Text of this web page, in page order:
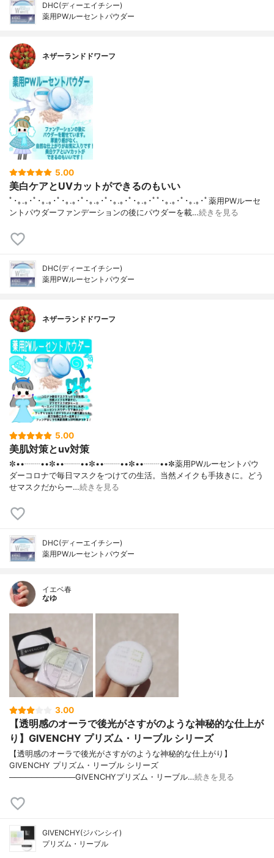
DHC(ディーエイチシー)
薬用PWルーセントパウダー
ネザーランドドワーフ
5.00
美白ケアとUVカットができるのもいい
ﾟ･｡.｡･ﾟ･｡.｡･ﾟ･｡.｡･ﾟ･｡.｡･ﾟ･｡.｡･ﾟ･｡.｡･ﾟﾟ･｡.｡･ﾟ･｡.｡･ﾟ薬用PWルーセ
ントパウダーファンデーションの後にパウダーを載…続きを見る
DHC(ディーエイチシー)
薬用PWルーセントパウダー
ネザーランドドワーフ
5.00
美肌対策とuv対策
✼••┈┈••✼••┈┈••✼••┈┈••✼••┈┈••✼薬用PWルーセントパウ
ダーコロナで毎日マスクをつけての生活。当然メイクも手抜きに。どう
せマスクだからー…続きを見る
DHC(ディーエイチシー)
薬用PWルーセントパウダー
イエベ春
なゆ
3.00
【透明感のオーラで後光がさすがのような神秘的な仕上が
り】GIVENCHY プリズム・リーブル シリーズ
【透明感のオーラで後光がさすがのような神秘的な仕上がり】
GIVENCHY プリズム・リーブル シリーズ
────────────GIVENCHYプリズム・リーブル…続きを見る
GIVENCHY(ジバンシイ)
プリズム・リーブル